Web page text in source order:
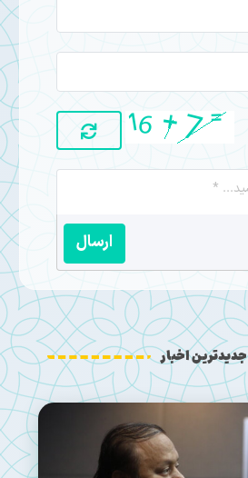
ارسال
جدیدترین اخبار